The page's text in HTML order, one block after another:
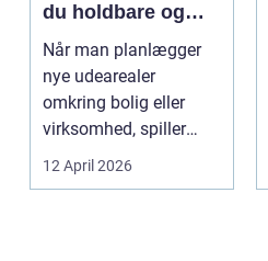
du holdbare og
flotte udearealer
Når man planlægger
nye udearealer
omkring bolig eller
virksomhed, spiller
belægningen en helt
centra...
12 April 2026